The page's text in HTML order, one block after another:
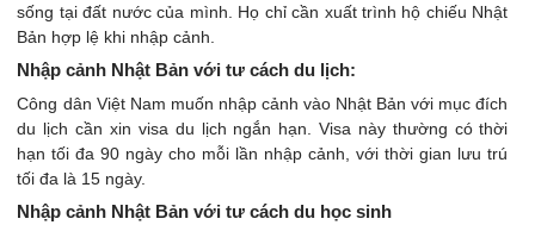
sống tại đất nước của mình. Họ chỉ cần xuất trình hộ chiếu Nhật
Bản hợp lệ khi nhập cảnh.
Nhập cảnh Nhật Bản với tư cách du lịch:
Công dân Việt Nam muốn nhập cảnh vào Nhật Bản với mục đích
du lịch cần xin visa du lịch ngắn hạn. Visa này thường có thời
hạn tối đa 90 ngày cho mỗi lần nhập cảnh, với thời gian lưu trú
tối đa là 15 ngày.
Nhập cảnh Nhật Bản với tư cách du học sinh